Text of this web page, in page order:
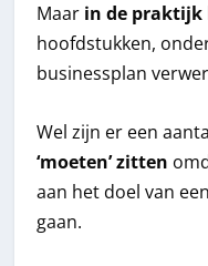
Maar in de praktijk
hoofdstukken,
businessplan
Wel zijn er een
‘moeten’ zitten
aan het doel van
gaan.